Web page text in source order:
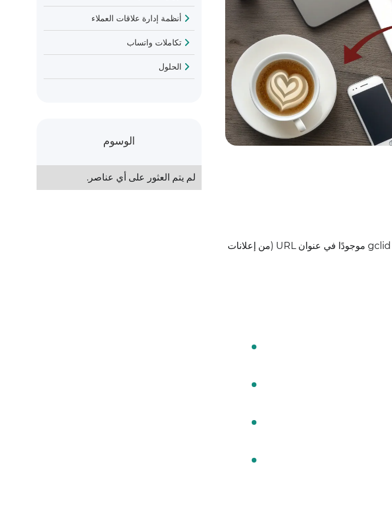
سيساعدك هذا الدليل على إضافة زر إلى موقعك الإلكتروني لفتح محادثة واتساب. إذا كان مُعامل gclid موجودًا في عنوان URL (من إعلانات
أنظمة إدارة علاقات العملاء
تكاملات واتساب
الحلول
الوسوم
لم يتم العثور على أي عناصر.